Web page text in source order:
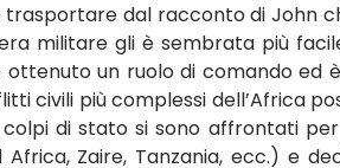
dal racconto di John
militare gli è sembrata più
un ruolo di comando ed
civili più complessi dell’Africa
di stato si sono affrontati per
Zaire, Tanzania, ecc.) e